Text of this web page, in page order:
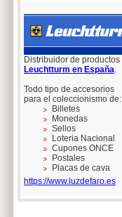
Distribuidor de productos
Leuchtturm en España.
Todo tipo de accesorios
para el coleccionismo de:
Billetes
Monedas
Sellos
Loteria Nacional
Cupones ONCE
Postales
Placas de cava
https://www.luzdefaro.es